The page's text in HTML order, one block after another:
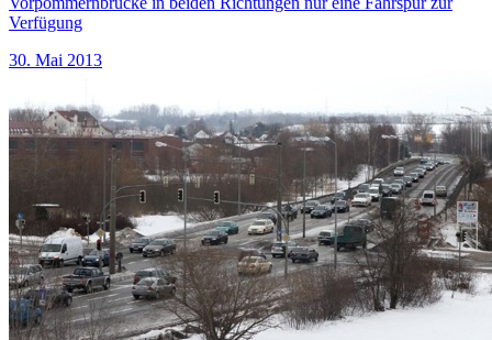
Verfügung
30. Mai 2013